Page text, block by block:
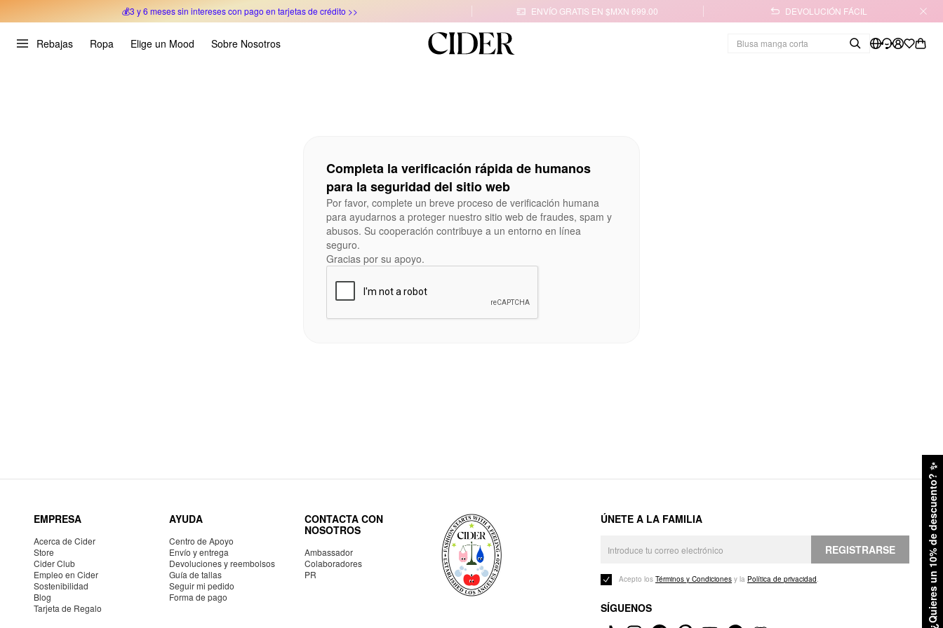
💰3 y 6 meses sin intereses con pago en tarjetas de crédito >>
ENVÍO GRATIS EN $MXN 699.00 DEVOLUCIÓN FÁCIL
Rebajas Ropa Elige un Mood Sobre Nosotros
¿Quieres un 10% de descuento?
✨
Completa la verificación rápida de humanos
para la seguridad del sitio web
Por favor, complete un breve proceso de verificación humana
para ayudarnos a proteger nuestro sitio web de fraudes, spam y
abusos. Su cooperación contribuye a un entorno en línea
seguro.
Gracias por su apoyo.
EMPRESA
Acerca de Cider
Store
Cider Club
Empleo en Cider
Sostenibilidad
Blog
Tarjeta de Regalo
AYUDA
Centro de Apoyo
Envío y entrega
Devoluciones y reembolsos
Guía de tallas
Seguir mi pedido
Forma de pago
CONTACTA CON
NOSOTROS
Ambassador
Colaboradores
PR
ÚNETE A LA FAMILIA
REGISTRARSE
Acepto los Términos y Condiciones y la Política de privacidad.
SÍGUENOS